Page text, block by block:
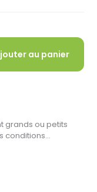
au panier
grands ou petits
conditions…